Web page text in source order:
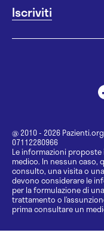
@ 2010 - 2026
07112280966
Le informazioni
medico. In nessun
consulto, una visita o
devono considerare le
per la formulazione di
trattamento o
prima consultare un